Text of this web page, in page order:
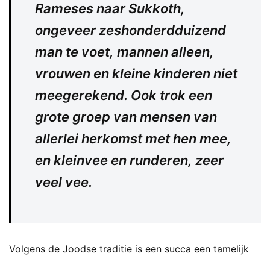
Rameses naar Sukkoth,
ongeveer zeshonderdduizend
man te voet, mannen alleen,
vrouwen en kleine kinderen niet
meegerekend. Ook trok een
grote groep van mensen van
allerlei herkomst met hen mee,
en kleinvee en runderen, zeer
veel vee.
Volgens de Joodse traditie is een succa een tamelijk